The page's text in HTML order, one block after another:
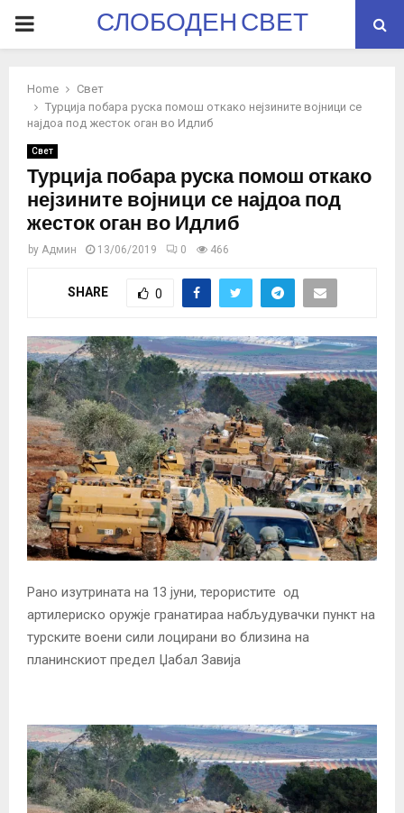
PRIMARYСЛОБОДЕН СВЕТ
Home
Свет
Турција побара руска помош откако нејзините војници се
најдоа под жесток оган во Идлиб
Свет
Турција побара руска помош откако
нејзините војници се најдоа под
жесток оган во Идлиб
by Админ 13/06/2019 0 466
SHARE 0
Рано изутрината на 13 јуни, терористите од
артилериско оружје гранатираа набљудувачки пункт на
турските воени сили лоцирани во близина на
планинскиот предел Џабал Завија